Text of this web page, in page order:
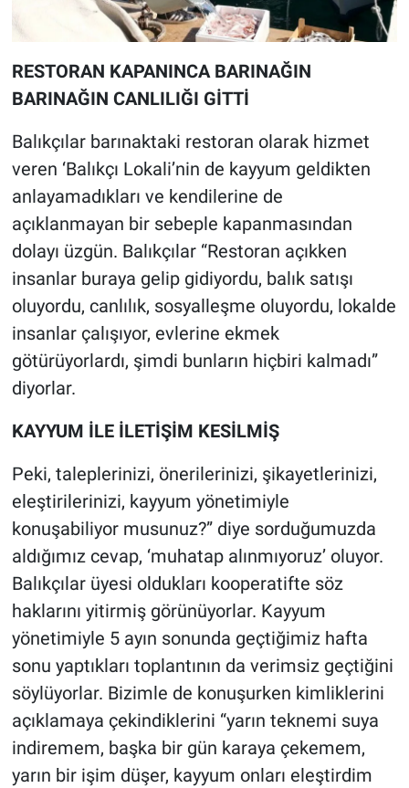
RESTORAN KAPANINCA BARINAĞIN
BARINAĞIN CANLILIĞI GİTTİ
Balıkçılar barınaktaki restoran olarak hizmet
veren ‘Balıkçı Lokali’nin de kayyum geldikten
anlayamadıkları ve kendilerine de
açıklanmayan bir sebeple kapanmasından
dolayı üzgün. Balıkçılar “Restoran açıkken
insanlar buraya gelip gidiyordu, balık satışı
oluyordu, canlılık, sosyalleşme oluyordu, lokalde
insanlar çalışıyor, evlerine ekmek
götürüyorlardı, şimdi bunların hiçbiri kalmadı”
diyorlar.
KAYYUM İLE İLETİŞİM KESİLMİŞ
Peki, taleplerinizi, önerilerinizi, şikayetlerinizi,
eleştirilerinizi, kayyum yönetimiyle
konuşabiliyor musunuz?” diye sorduğumuzda
aldığımız cevap, ‘muhatap alınmıyoruz’ oluyor.
Balıkçılar üyesi oldukları kooperatifte söz
haklarını yitirmiş görünüyorlar. Kayyum
yönetimiyle 5 ayın sonunda geçtiğimiz hafta
sonu yaptıkları toplantının da verimsiz geçtiğini
söylüyorlar. Bizimle de konuşurken kimliklerini
açıklamaya çekindiklerini “yarın teknemi suya
indiremem, başka bir gün karaya çekemem,
yarın bir işim düşer, kayyum onları eleştirdim